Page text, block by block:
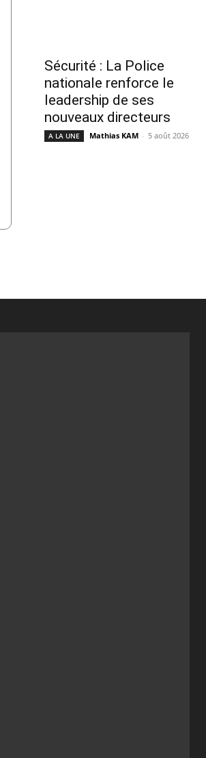
Sécurité : La Police
nationale renforce le
leadership de ses
nouveaux directeurs
A LA UNE Mathias KAM - 5 août 2026